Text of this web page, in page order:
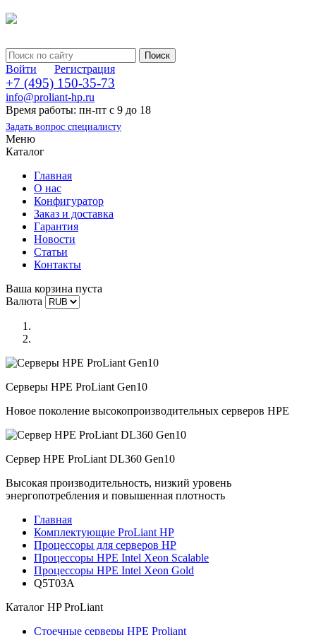
Войти Регистрация
+7 (495) 150-35-73
info@proliant-hp.ru
Время работы: пн-пт с 9 до 18
Задать вопрос специалисту
Меню
Каталог
Главная
О нас
Конфигуратор
Заказ и доставка
Гарантия
Новости
Статьи
Контакты
Ваша корзина пуста
Валюта
Серверы HPE ProLiant Gen10
Новое поколение высокопроизводительных серверов HPE
Сервер HPE ProLiant DL360 Gen10
Высокая производительность, низкий уровень
энергопотребления и повышенная плотность
Главная
Комплектующие ProLiant HP
Процессоры для серверов HP
Процессоры HPE Intel Xeon Scalable
Процессоры HPE Intel Xeon Gold
Q5T03A
Каталог HP ProLiant
Стоечные серверы HPE Proliant